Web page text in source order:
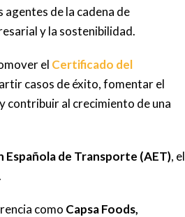
de la cadena de
y la sostenibilidad.
el Certificado del
casos de éxito, fomentar el
contribuir al crecimiento de una
Española de Transporte (AET), el
como Capsa Foods,